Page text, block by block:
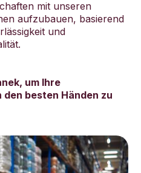
mit unseren
aufzubauen, basierend
und
um Ihre
besten Händen zu